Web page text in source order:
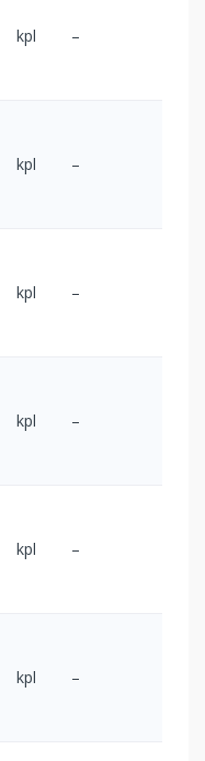
kpl –
kpl –
kpl –
kpl –
kpl –
kpl –